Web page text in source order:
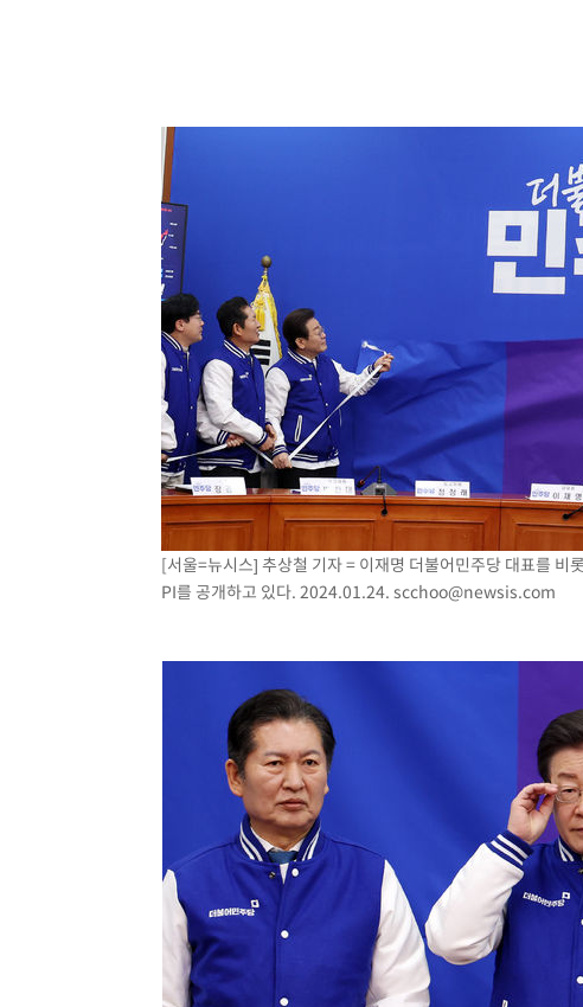
[서울=뉴시스] 추상철 기자 = 이재명 더불어민주당 대표를 비
PI를 공개하고 있다. 2024.01.24. scchoo@newsis.com